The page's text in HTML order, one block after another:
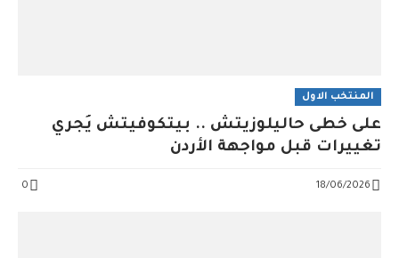
المنتخب الاول
على خُطى حاليلوزيتش .. بيتكوفيتش يُجري
تغييرات قبل مواجهة الأردن
18/06/2026
0